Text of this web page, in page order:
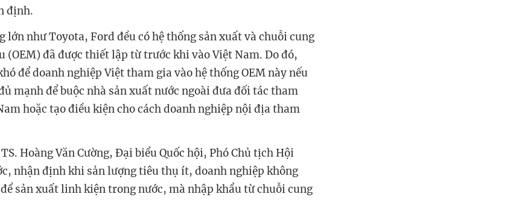
định.
lớn như Toyota, Ford đều có hệ thống sản xuất và chuỗi cung
(OEM) đã được thiết lập từ trước khi vào Việt Nam. Do đó,
để doanh nghiệp Việt tham gia vào hệ thống OEM này nếu
mạnh để buộc nhà sản xuất nước ngoài đưa đối tác tham
hoặc tạo điều kiện cho cách doanh nghiệp nội địa tham
Hoàng Văn Cường, Đại biểu Quốc hội, Phó Chủ tịch Hội
nhận định khi sản lượng tiêu thụ ít, doanh nghiệp không
sản xuất linh kiện trong nước, mà nhập khẩu từ chuỗi cung